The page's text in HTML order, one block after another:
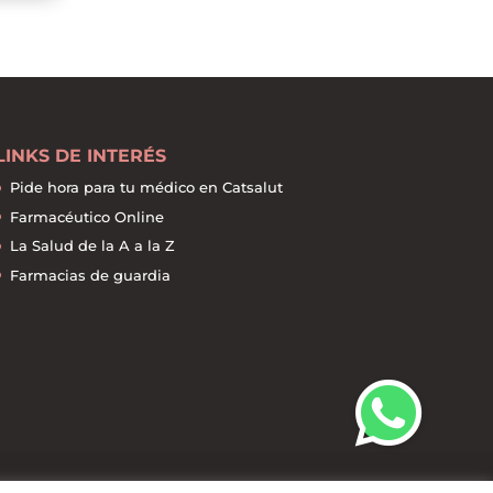
DE INTERÉS
Pide hora para tu médico en Catsalut
Farmacéutico Online
La Salud de la A a la Z
Farmacias de guardia